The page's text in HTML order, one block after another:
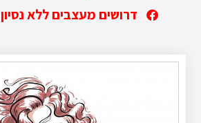
דרושים מעצבים ללא נסיון